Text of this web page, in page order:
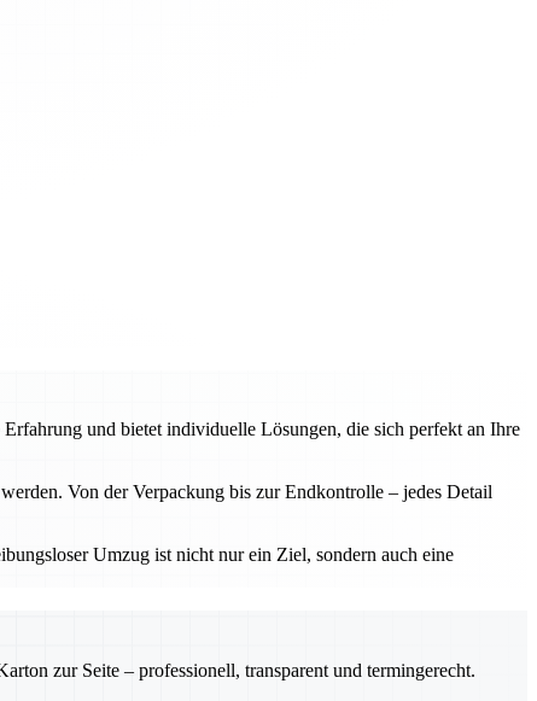
und bietet individuelle Lösungen, die sich perfekt an Ihre
Von der Verpackung bis zur Endkontrolle – jedes Detail
Umzug ist nicht nur ein Ziel, sondern auch eine
zur Seite – professionell, transparent und termingerecht.